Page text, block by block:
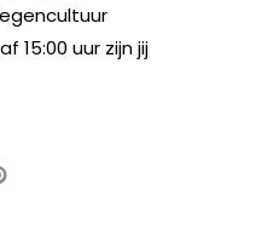
15:00 uur zijn jij